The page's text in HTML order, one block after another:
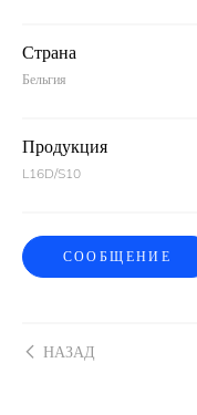
Страна
Бельгия
Продукция
L16D/S10
СООБЩЕНИЕ
НАЗАД